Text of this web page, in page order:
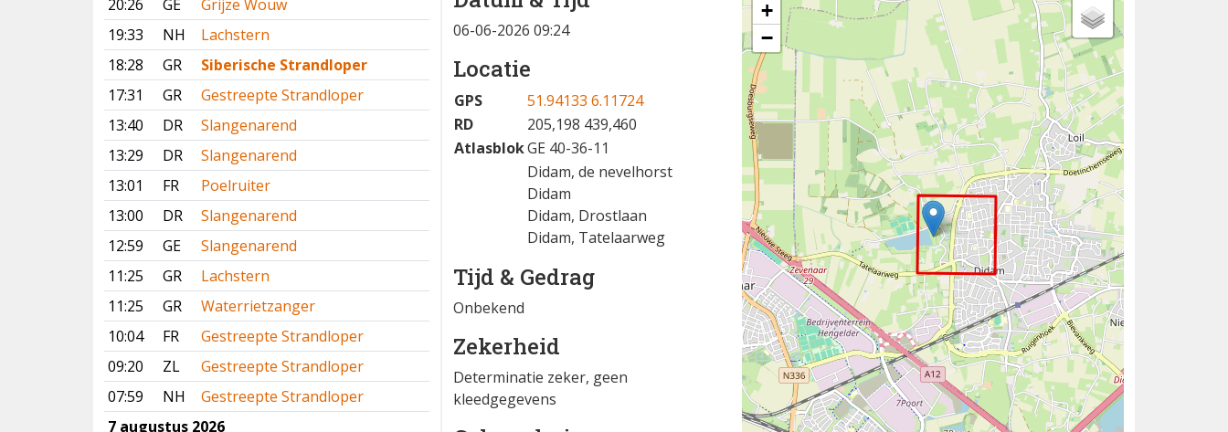
20:26
GE
Grijze Wouw
19:33
NH
Lachstern
18:28
GR
Siberische Strandloper
17:31
GR
Gestreepte Strandloper
13:40
DR
Slangenarend
13:29
DR
Slangenarend
13:01
FR
Poelruiter
13:00
DR
Slangenarend
12:59
GE
Slangenarend
11:25
GR
Lachstern
11:25
GR
Waterrietzanger
10:04
FR
Gestreepte Strandloper
09:20
ZL
Gestreepte Strandloper
07:59
NH
Gestreepte Strandloper
7 augustus 2026
06-06-2026 09:24
Locatie
GPS
51.94133 6.11724
RD
205,198 439,460
AtlasblokGE 40-36-11
Didam, de nevelhorst
Didam
Didam, Drostlaan
Didam, Tatelaarweg
Tijd & Gedrag
Onbekend
Zekerheid
Determinatie zeker, geen
kleedgegevens
+
−